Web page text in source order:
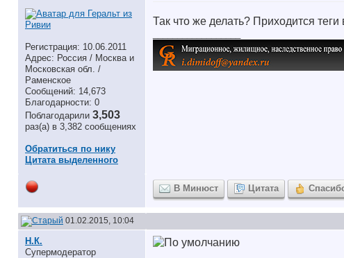
Регистрация: 10.06.2011
Адрес: Россия / Москва и
Московская обл. /
Раменское
Сообщений: 14,673
Благодарности: 0
Поблагодарили 3,503
раз(а) в 3,382 сообщениях
Обратиться по нику
Цитата выделенного
Так что же делать? Приходится
В Минюст Цитата
01.02.2015, 10:04
Н.К.
Супермодератор